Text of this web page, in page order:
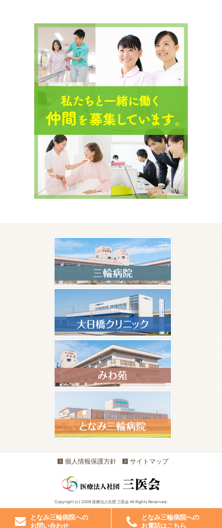
個人情報保護方針 サイトマップ
Copyright (c) 2008 医療法人社団 三医会 All Rights Reserved.
となみ三輪病院への
お問い合わせ
となみ三輪病院への
お電話はこちら